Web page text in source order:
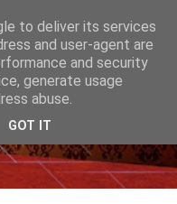
to deliver its services
and user-agent are
and security
generate usage
abuse.
GOT IT